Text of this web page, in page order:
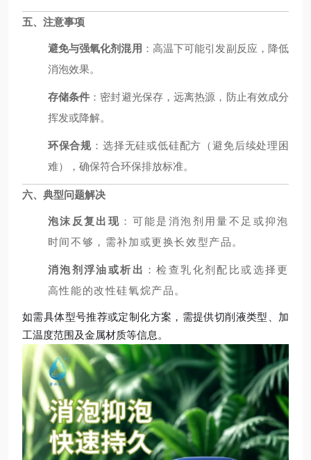
五、注意事项
避免与强氧化剂混用 ：高温下可能引发副反应，降低
消泡效果。
存储条件 ：密封避光保存，远离热源，防止有效成分
挥发或降解。
环保合规 ：选择无硅或低硅配方（避免后续处理困
难），确保符合环保排放标准。
六、典型问题解决
泡沫反复出现 ：可能是消泡剂用量不足或抑泡
时间不够，需补加或更换长效型产品。
消泡剂浮油或析出 ：检查乳化剂配比或选择更
高性能的改性硅氧烷产品。
如需具体型号推荐或定制化方案，需提供切削液类型、加
工温度范围及金属材质等信息。